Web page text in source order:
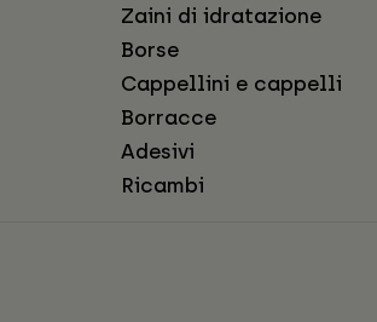
Zaini di idratazione
Borse
Cappellini e cappelli
Borracce
Adesivi
Ricambi